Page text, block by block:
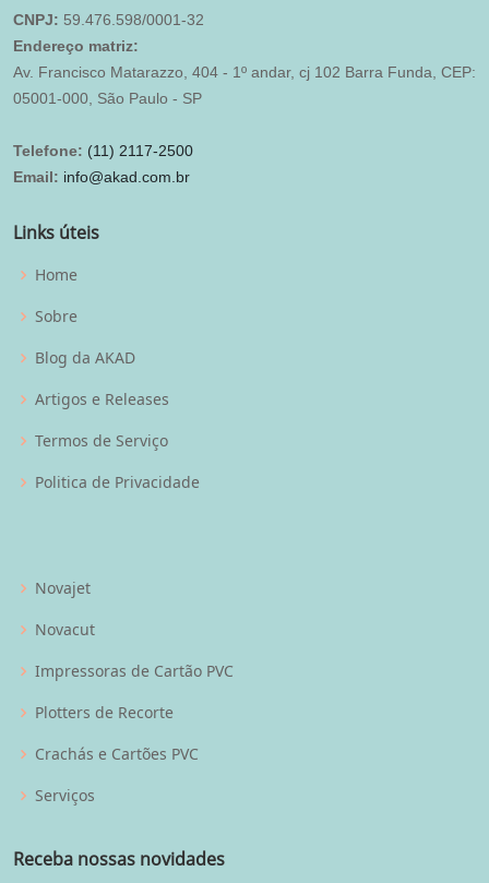
CNPJ: 59.476.598/0001-32
Endereço matriz:
Av. Francisco Matarazzo, 404 - 1º andar, cj 102 Barra Funda, CEP:
05001-000, São Paulo - SP
Telefone: (11) 2117-2500
Email: info@akad.com.br
Links úteis
Home
Sobre
Blog da AKAD
Artigos e Releases
Termos de Serviço
Politica de Privacidade
Novajet
Novacut
Impressoras de Cartão PVC
Plotters de Recorte
Crachás e Cartões PVC
Serviços
Receba nossas novidades